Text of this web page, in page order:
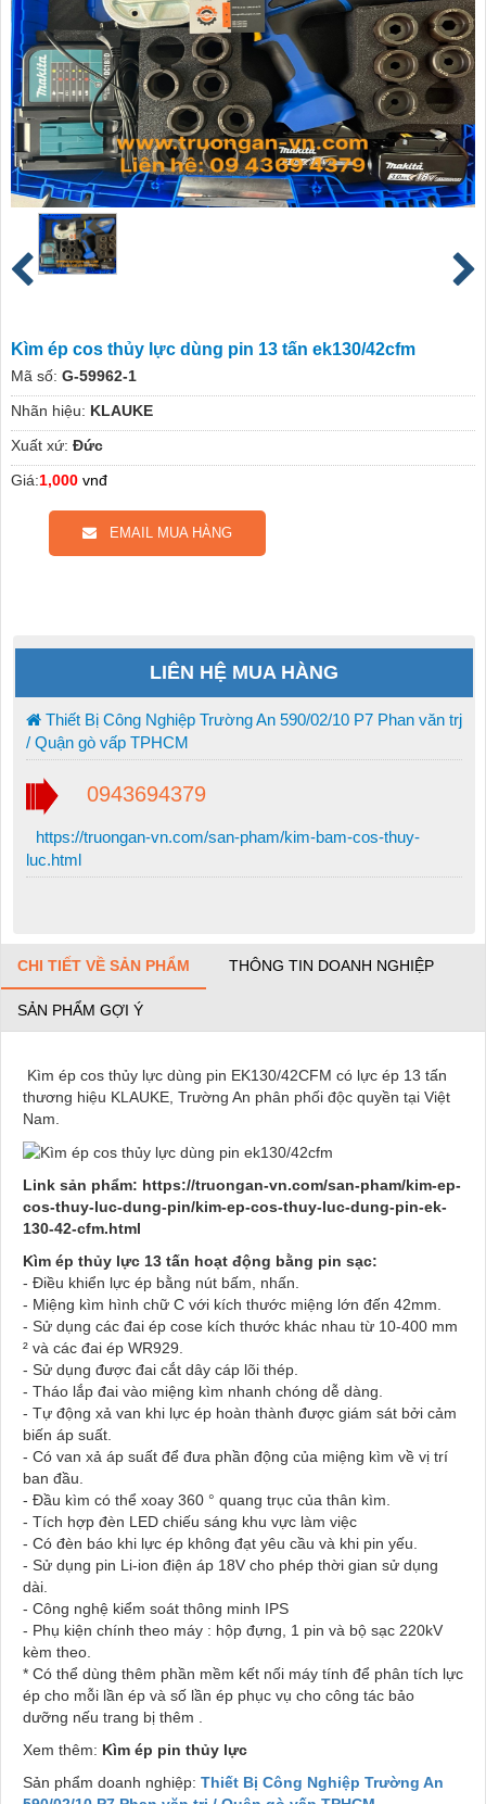
Kìm ép cos thủy lực dùng pin 13 tấn ek130/42cfm
Mã số: G-59962-1
Nhãn hiệu: KLAUKE
Xuất xứ: Đức
Giá:1,000 vnđ
EMAIL MUA HÀNG
LIÊN HỆ MUA HÀNG
Thiết Bị Công Nghiệp Trường An 590/02/10 P7 Phan văn trj
/ Quận gò vấp TPHCM
0943694379
https://truongan-vn.com/san-pham/kim-bam-cos-thuy-
luc.html
CHI TIẾT VỀ SẢN PHẨM THÔNG TIN DOANH NGHIỆP
SẢN PHẨM GỢI Ý
Kìm ép cos thủy lực dùng pin EK130/42CFM có lực ép 13 tấn
thương hiệu KLAUKE, Trường An phân phối độc quyền tại Việt
Nam.
Link sản phẩm: https://truongan-vn.com/san-pham/kim-ep-
cos-thuy-luc-dung-pin/kim-ep-cos-thuy-luc-dung-pin-ek-
130-42-cfm.html
Kìm ép thủy lực 13 tấn hoạt động bằng pin sạc:
- Điều khiển lực ép bằng nút bấm, nhấn.
- Miệng kìm hình chữ C với kích thước miệng lớn đến 42mm.
- Sử dụng các đai ép cose kích thước khác nhau từ 10-400 mm
² và các đai ép WR929.
- Sử dụng được đai cắt dây cáp lõi thép.
- Tháo lắp đai vào miệng kìm nhanh chóng dễ dàng.
- Tự động xả van khi lực ép hoàn thành được giám sát bởi cảm
biến áp suất.
- Có van xả áp suất để đưa phần động của miệng kìm về vị trí
ban đầu.
- Đầu kìm có thể xoay 360 ° quang trục của thân kìm.
- Tích hợp đèn LED chiếu sáng khu vực làm việc
- Có đèn báo khi lực ép không đạt yêu cầu và khi pin yếu.
- Sử dụng pin Li-ion điện áp 18V cho phép thời gian sử dụng
dài.
- Công nghệ kiểm soát thông minh IPS
- Phụ kiện chính theo máy : hộp đựng, 1 pin và bộ sạc 220kV
kèm theo.
* Có thể dùng thêm phần mềm kết nối máy tính để phân tích lực
ép cho mỗi lần ép và số lần ép phục vụ cho công tác bảo
dưỡng nếu trang bị thêm .
Xem thêm: Kìm ép pin thủy lực
Sản phẩm doanh nghiệp: Thiết Bị Công Nghiệp Trường An